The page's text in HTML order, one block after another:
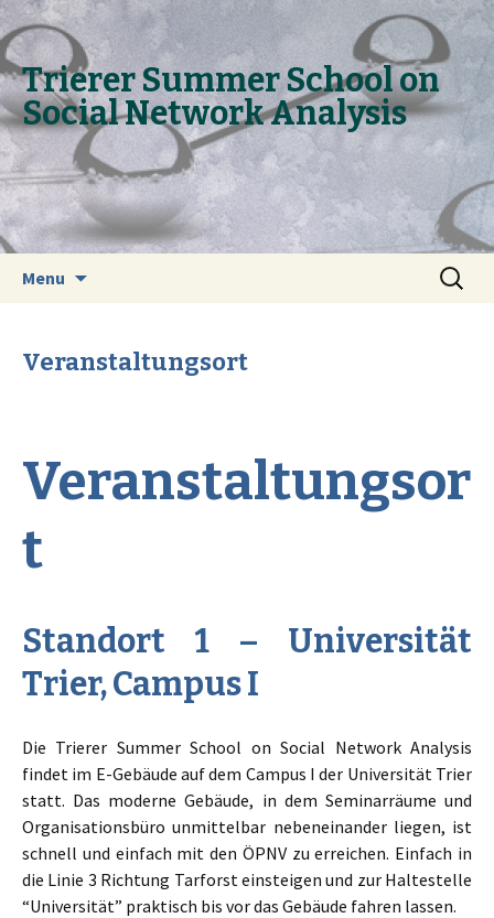
Trie­rer Sum­mer School on
So­ci­al Net­work Ana­ly­sis
Menu
Search
for:
Veranstaltungsort
Veranstaltungsor
t
Standort 1 – Universität
Trier, Campus I
Die Trierer Summer School on Social Network Analysis
findet im E-Gebäude auf dem Campus I der Universität Trier
statt. Das moderne Gebäude, in dem Seminarräume und
Organisationsbüro unmittelbar nebeneinander liegen, ist
schnell und einfach mit den ÖPNV zu erreichen. Einfach in
die Linie 3 Richtung Tarforst einsteigen und zur Haltestelle
“Universität” praktisch bis vor das Gebäude fahren lassen.